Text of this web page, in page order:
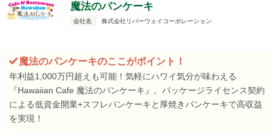
魔法のパンケーキ
会社名 株式会社リバーウェイコーポレーション
魔法のパンケーキのここがポイント！
年利益1,000万円超えも可能！気軽にハワイ気分が味わえる
『Hawaiian Cafe 魔法のパンケーキ』。パッケージライセンス契約
による低資金開業+スフレパンケーキと厚焼きパンケーキで高収益
を実現！